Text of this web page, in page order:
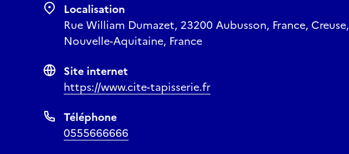
Localisation
Rue William Dumazet, 23200 Aubusson, France, Creuse,
Nouvelle-Aquitaine, France
Site internet
https://www.cite-tapisserie.fr
Téléphone
0555666666